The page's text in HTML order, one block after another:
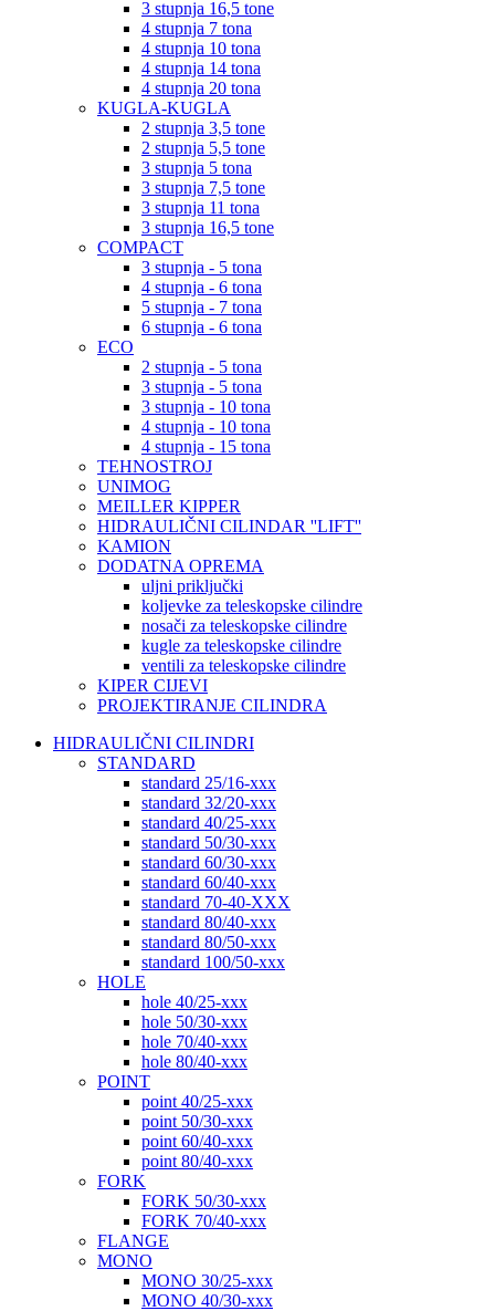
3 stupnja 16,5 tone
4 stupnja 7 tona
4 stupnja 10 tona
4 stupnja 14 tona
4 stupnja 20 tona
KUGLA-KUGLA
2 stupnja 3,5 tone
2 stupnja 5,5 tone
3 stupnja 5 tona
3 stupnja 7,5 tone
3 stupnja 11 tona
3 stupnja 16,5 tone
COMPACT
3 stupnja - 5 tona
4 stupnja - 6 tona
5 stupnja - 7 tona
6 stupnja - 6 tona
ECO
2 stupnja - 5 tona
3 stupnja - 5 tona
3 stupnja - 10 tona
4 stupnja - 10 tona
4 stupnja - 15 tona
TEHNOSTROJ
UNIMOG
MEILLER KIPPER
HIDRAULIČNI CILINDAR ''LIFT''
KAMION
DODATNA OPREMA
uljni priključki
koljevke za teleskopske cilindre
nosači za teleskopske cilindre
kugle za teleskopske cilindre
ventili za teleskopske cilindre
KIPER CIJEVI
PROJEKTIRANJE CILINDRA
HIDRAULIČNI CILINDRI
STANDARD
standard 25/16-xxx
standard 32/20-xxx
standard 40/25-xxx
standard 50/30-xxx
standard 60/30-xxx
standard 60/40-xxx
standard 70-40-XXX
standard 80/40-xxx
standard 80/50-xxx
standard 100/50-xxx
HOLE
hole 40/25-xxx
hole 50/30-xxx
hole 70/40-xxx
hole 80/40-xxx
POINT
point 40/25-xxx
point 50/30-xxx
point 60/40-xxx
point 80/40-xxx
FORK
FORK 50/30-xxx
FORK 70/40-xxx
FLANGE
MONO
MONO 30/25-xxx
MONO 40/30-xxx